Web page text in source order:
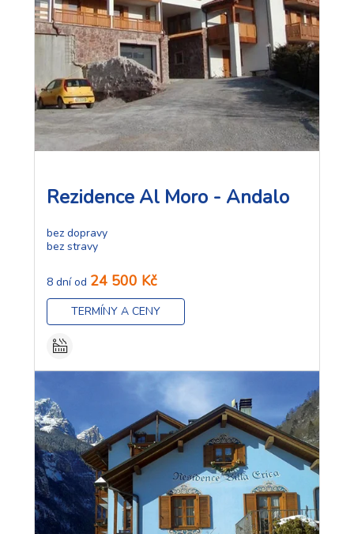
Rezidence Al Moro - Andalo
bez dopravy
bez stravy
8 dní od 24 500 Kč
TERMÍNY A CENY